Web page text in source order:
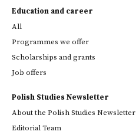
Education and career
All
Programmes we offer
Scholarships and grants
Job offers
Polish Studies Newsletter
About the Polish Studies Newsletter
Editorial Team